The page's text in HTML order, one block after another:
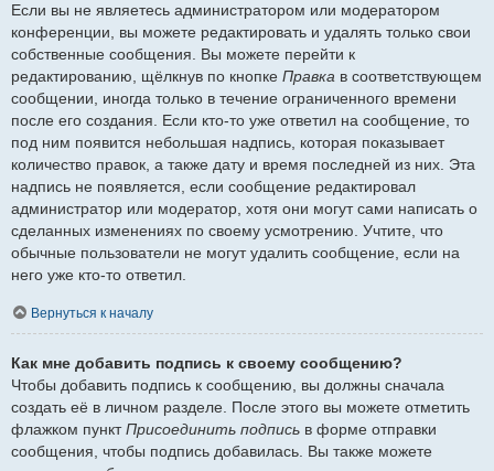
Если вы не являетесь администратором или модератором
конференции, вы можете редактировать и удалять только свои
собственные сообщения. Вы можете перейти к
редактированию, щёлкнув по кнопке Правка в соответствующем
сообщении, иногда только в течение ограниченного времени
после его создания. Если кто-то уже ответил на сообщение, то
под ним появится небольшая надпись, которая показывает
количество правок, а также дату и время последней из них. Эта
надпись не появляется, если сообщение редактировал
администратор или модератор, хотя они могут сами написать о
сделанных изменениях по своему усмотрению. Учтите, что
обычные пользователи не могут удалить сообщение, если на
него уже кто-то ответил.
Вернуться к началу
Как мне добавить подпись к своему сообщению?
Чтобы добавить подпись к сообщению, вы должны сначала
создать её в личном разделе. После этого вы можете отметить
флажком пунктПрисоединить подпись в форме отправки
сообщения, чтобы подпись добавилась. Вы также можете